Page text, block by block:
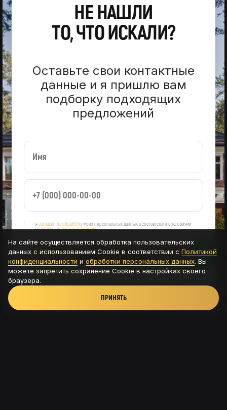
НЕ НАШЛИ
ТО, ЧТО ИСКАЛИ?
Оставьте свои контактные
данные и я пришлю вам
подборку подходящих
предложений
ясогласен на обработкумоих персональных данных в соответствии с условиями
политики конфиденциальности
ОСТАВИТЬ ЗАЯВКУ
На сайте осуществляется обработка пользовательских
данных с использованием Cookie в соответствии с Политикой
конфиденциальности и обработки персональных данных. Вы
можете запретить сохранение Cookie в настройках своего
браузера.
ПРИНЯТЬ